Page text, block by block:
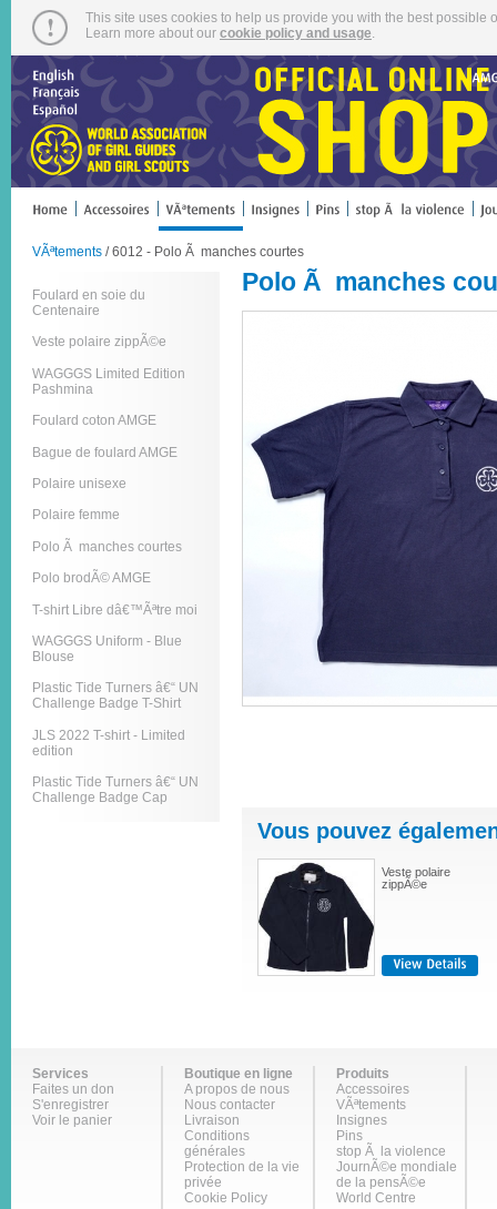
This site uses cookies to help us provide you with the best
Learn more about our cookie policy and usage
VÃªtements / 6012 - Polo Ã manches courtes
Foulard en soie du
Centenaire
Veste polaire zippÃ©e
WAGGGS Limited Edition
Pashmina
Foulard coton AMGE
Bague de foulard AMGE
Polaire unisexe
Polaire femme
Polo Ã manches courtes
Polo brodÃ© AMGE
T-shirt Libre dâ€™Ãªtre moi
WAGGGS Uniform - Blue
Blouse
Plastic Tide Turners â€“ UN
Challenge Badge T-Shirt
JLS 2022 T-shirt - Limited
edition
Plastic Tide Turners â€“ UN
Challenge Badge Cap
Polo Ã manches
Vous pouvez
Veste polaire
zippÃ©e
Services
Faites un don
S'enregistrer
Voir le panier
Boutique en ligne
A propos de nous
Nous contacter
Livraison
Conditions
générales
Protection de la vie
privée
Cookie Policy
Produits
Accessoires
VÃªtements
Insignes
Pins
stop Ã la violence
JournÃ©e mondiale
de la pensÃ©e
World Centre